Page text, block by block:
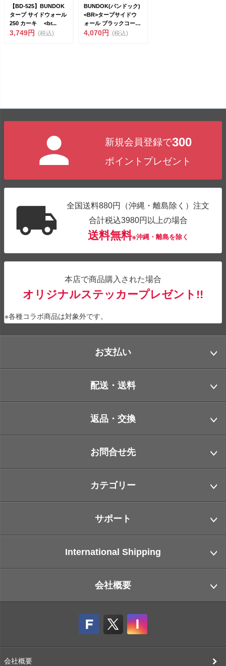
【BD-525】BUNDOK
タープ サイドウォール
250 カーキ <br...
3,749円 (税込)
BUNDOK(バンドック)
<BR>タープサイドウ
ォール ブラックコーテ
ィ...
4,070円 (税込)
新規会員登録で300
ポイントプレゼント
全国送料880円（沖縄・離島除く）注文
合計税込3980円以上の場合
送料無料※沖縄・離島を除く
本店で商品購入された場合
オリジナルステッカープレゼント!!
※各種コラボ商品は対象外です。
お支払い
配送・送料
返品・交換
お問合せ先
カテゴリー
サポート
International Shipping
会社概要
会社概要